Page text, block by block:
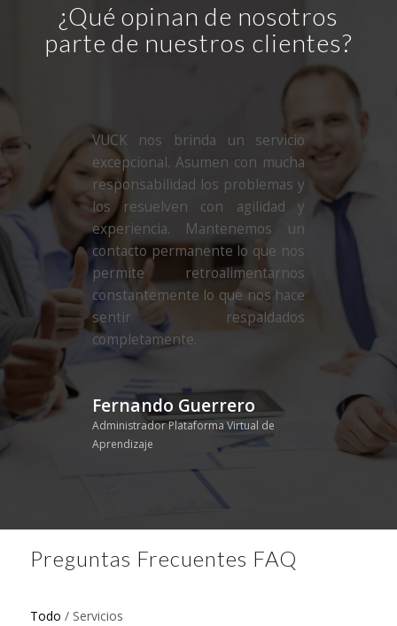
¿Qué opinan de nosotros
parte de nuestros clientes?
VUCK nos brinda un servicio
excepcional. Asumen con mucha
responsabilidad los problemas y
los resuelven con agilidad y
experiencia. Mantenemos un
contacto permanente lo que nos
permite retroalimentarnos
constantemente lo que nos hace
sentir respaldados
completamente.
Fernando Guerrero
Administrador Plataforma Virtual de
Aprendizaje
Preguntas Frecuentes FAQ
Todo / Servicios